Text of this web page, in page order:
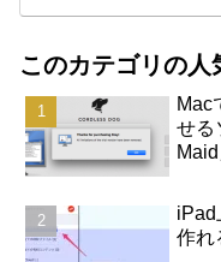
このカテゴリの人
Mac
せる
iPad
作れ